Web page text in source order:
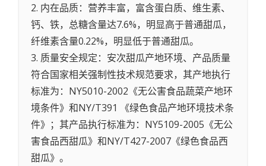
2. 内在品质：营养丰富，富含蛋白质、维生素、
钙、铁，总糖含量达7.6%，明显高于普通甜瓜，
纤维素含量0.22%，明显低于普通甜瓜。
3. 质量安全规定：安次甜瓜产地环境、产品质量
符合国家相关强制性技术规范要求，其产地执行
标准为：NY5010-2002《无公害食品蔬菜产地环
境条件》和NY/T391 《绿色食品产地环境技术条
件》；其产品执行标准为：NY5109-2005《无公
害食品西甜瓜》和NY/T427-2007《绿色食品西
甜瓜》。